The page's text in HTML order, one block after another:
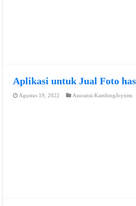
Aplikasi untuk Jual Foto
Agustus 19, 2022 Asuransi-KambingJoynim